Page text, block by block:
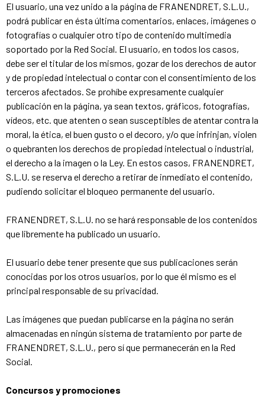
El usuario, una vez unido a la página de FRANENDRET, S.L.U.,
podrá publicar en ésta última comentarios, enlaces, imágenes o
fotografías o cualquier otro tipo de contenido multimedia
soportado por la Red Social. El usuario, en todos los casos,
debe ser el titular de los mismos, gozar de los derechos de autor
y de propiedad intelectual o contar con el consentimiento de los
terceros afectados. Se prohíbe expresamente cualquier
publicación en la página, ya sean textos, gráficos, fotografías,
vídeos, etc. que atenten o sean susceptibles de atentar contra la
moral, la ética, el buen gusto o el decoro, y/o que infrinjan, violen
o quebranten los derechos de propiedad intelectual o industrial,
el derecho a la imagen o la Ley. En estos casos, FRANENDRET,
S.L.U. se reserva el derecho a retirar de inmediato el contenido,
pudiendo solicitar el bloqueo permanente del usuario.
FRANENDRET, S.L.U. no se hará responsable de los contenidos
que libremente ha publicado un usuario.
El usuario debe tener presente que sus publicaciones serán
conocidas por los otros usuarios, por lo que él mismo es el
principal responsable de su privacidad.
Las imágenes que puedan publicarse en la página no serán
almacenadas en ningún sistema de tratamiento por parte de
FRANENDRET, S.L.U., pero sí que permanecerán en la Red
Social.
Concursos y promociones